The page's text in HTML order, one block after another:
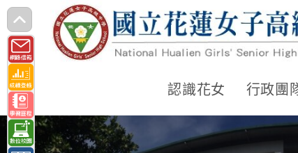
跳
轉
至
主
要
內
容
認識花女 行政團